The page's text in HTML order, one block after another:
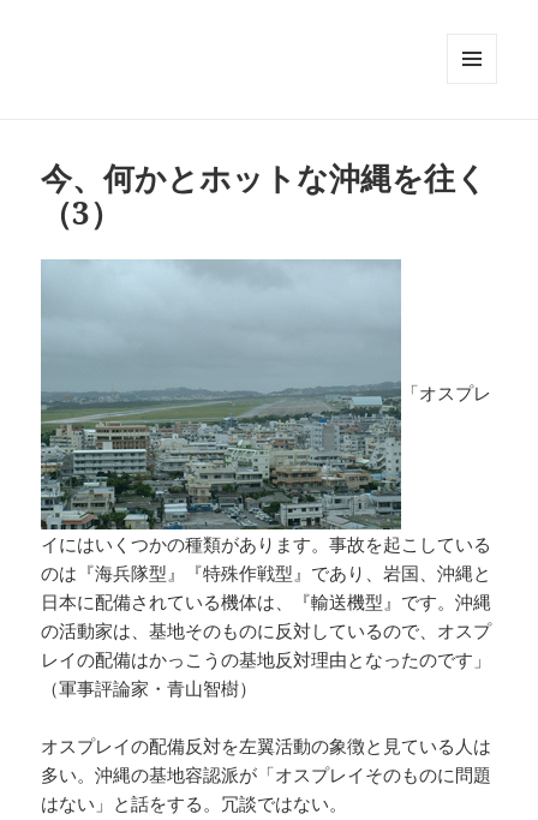
今、何かとホットな沖縄を往く
（3）
「オスプレ
イにはいくつかの種類があります。事故を起こしている
のは『海兵隊型』『特殊作戦型』であり、岩国、沖縄と
日本に配備されている機体は、『輸送機型』です。沖縄
の活動家は、基地そのものに反対しているので、オスプ
レイの配備はかっこうの基地反対理由となったのです」
（軍事評論家・青山智樹）
オスプレイの配備反対を左翼活動の象徴と見ている人は
多い。沖縄の基地容認派が「オスプレイそのものに問題
はない」と話をする。冗談ではない。